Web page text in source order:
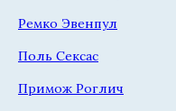
Ремко Эвенпул
Поль Сексас
Примож Роглич